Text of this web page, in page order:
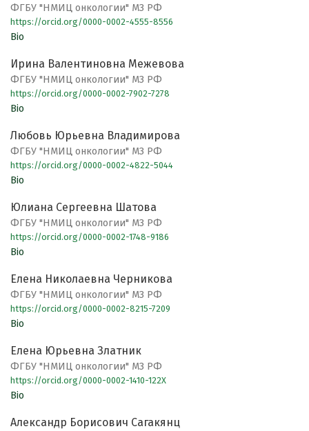
ФГБУ "НМИЦ онкологии" МЗ РФ
https://orcid.org/0000-0002-4555-8556
Bio
Ирина Валентиновна Межевова
ФГБУ "НМИЦ онкологии" МЗ РФ
https://orcid.org/0000-0002-7902-7278
Bio
Любовь Юрьевна Владимирова
ФГБУ "НМИЦ онкологии" МЗ РФ
https://orcid.org/0000-0002-4822-5044
Bio
Юлиана Сергеевна Шатова
ФГБУ "НМИЦ онкологии" МЗ РФ
https://orcid.org/0000-0002-1748-9186
Bio
Елена Николаевна Черникова
ФГБУ "НМИЦ онкологии" МЗ РФ
https://orcid.org/0000-0002-8215-7209
Bio
Елена Юрьевна Златник
ФГБУ "НМИЦ онкологии" МЗ РФ
https://orcid.org/0000-0002-1410-122X
Bio
Александр Борисович Сагакянц